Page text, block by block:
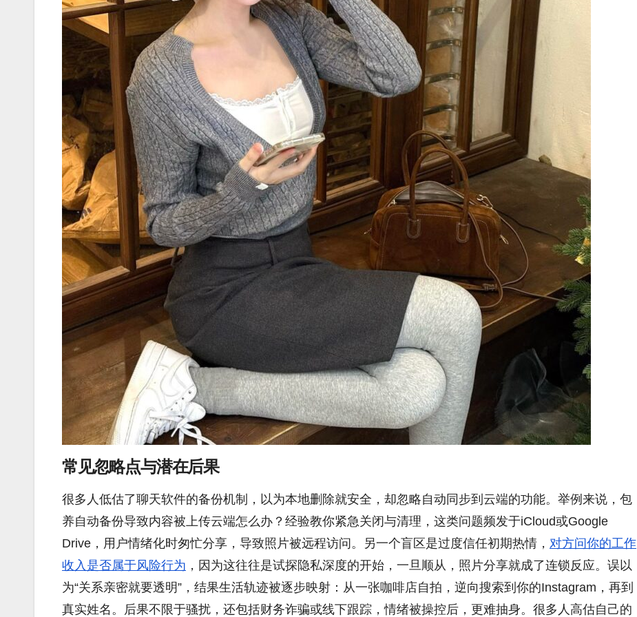
常见忽略点与潜在后果
很多人低估了聊天软件的备份机制，以为本地删除就安全，却忽略自动同步到云端的功能。举例来说，包
养自动备份导致内容被上传云端怎么办？经验教你紧急关闭与清理，这类问题频发于iCloud或Google
Drive，用户情绪化时匆忙分享，导致照片被远程访问。另一个盲区是过度信任初期热情， 对方问你的工作
收入是否属于风险行为 ，因为这往往是试探隐私深度的开始，一旦顺从，照片分享就成了连锁反应。误以
为“关系亲密就要透明”，结果生活轨迹被逐步映射：从一张咖啡店自拍，逆向搜索到你的Instagram，再到
真实姓名。后果不限于骚扰，还包括财务诈骗或线下跟踪，情绪被操控后，更难抽身。很多人高估自己的